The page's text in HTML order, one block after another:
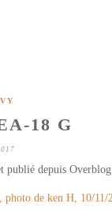
18 G
publié depuis Overblog